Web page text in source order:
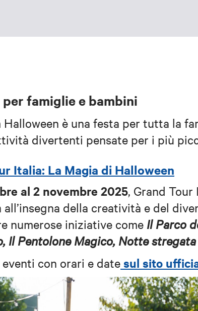
famiglie e bambini
Halloween è una festa per tutta la
divertenti pensate per i più
Italia: La Magia di Halloween
al 2 novembre 2025, Grand
all’insegna della creatività e del
numerose iniziative come Il Parco
Il Pentolone Magico, Notte
con orari e date sul sito